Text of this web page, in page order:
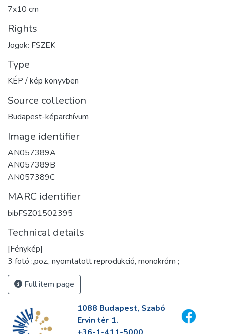
7x10 cm
Rights
Jogok: FSZEK
Type
KÉP / kép könyvben
Source collection
Budapest-képarchívum
Image identifier
AN057389A
AN057389B
AN057389C
MARC identifier
bibFSZ01502395
Technical details
[Fénykép]
3 fotó :,poz., nyomtatott reprodukció, monokróm ;
Full item page
1088 Budapest, Szabó
Ervin tér 1.